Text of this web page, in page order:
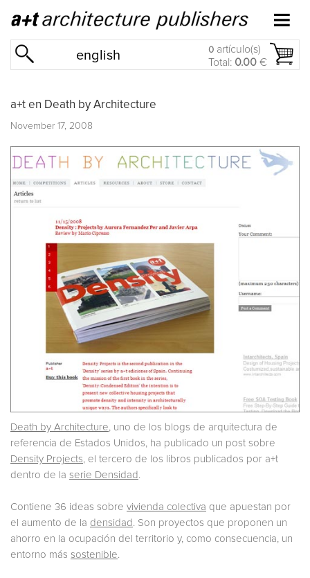
english 0 artículo(s)
Total: 0.00 €
a+t en Death by Architecture
November 17, 2008
Death by Architecture , uno de los blogs de arquitectura de
referencia de Estados Unidos, ha publicado un post sobre
Density Projects , el tercero de los libros publicados por a+t
dentro de la serie Densidad .
Contiene 36 ideas sobre vivienda colectiva que apuestan por
el aumento de la densidad . Son proyectos que proponen un
ahorro en la ocupación del territorio y, como consecuencia, un
entorno más sostenible.